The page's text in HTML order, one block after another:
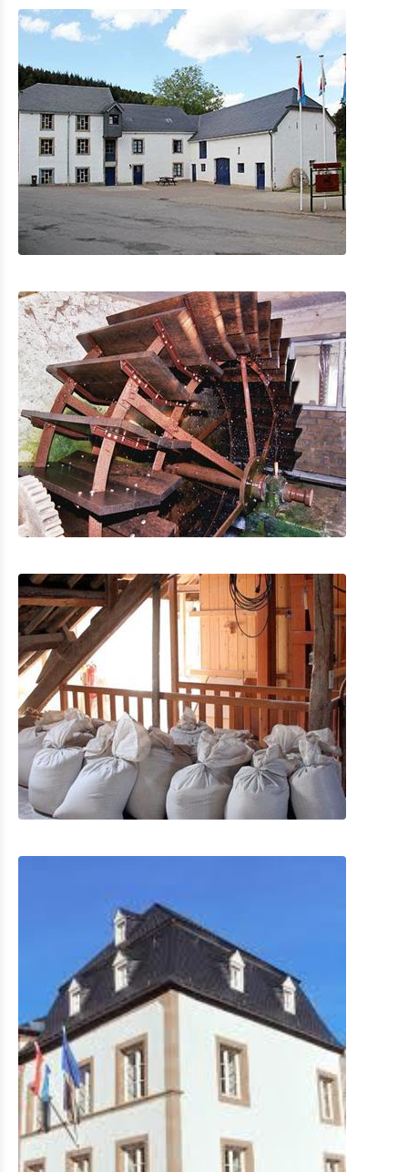
Museum van de Slag om de Ardennen Clervaux
Rackésmillen - De molen leeft !
Cornelyshaff – the art of brewing
General Patton Memorial Museum Ettelbrück
Museum van de Slag om de Ardennen 1944-1945 Wiltz
Nationaal museum met microbrouwerij en leerlooierij
Wiltz
Victor Hugo's Literatuurmuseum
Geschiedenis Museum van de stad Vianden
Nationaal Museum van Militaire Geschiedenis
Museum van het postkantoor en het Museum van
schrijfinstrumenten
Museum van de watermolen
Shopping
Openbaar vervoer in Troisvierges
Fietsverhuur
Indoor aktiviteiten
Eat & Sleep
Agenda
Nieuws